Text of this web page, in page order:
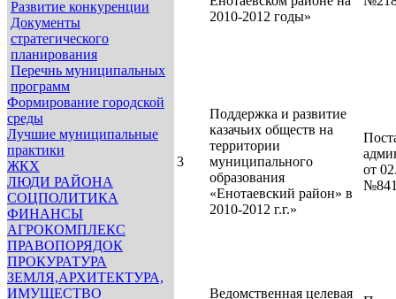
Развитие конкуренции
Документы
стратегического
планирования
Перечнь муниципальных
программ
Формирование городской
среды
Лучшие муниципальные
практики
ЖКХ
ЛЮДИ РАЙОНА
СОЦПОЛИТИКА
ФИНАНСЫ
АГРОКОМПЛЕКС
ПРАВОПОРЯДОК
ПРОКУРАТУРА
ЗЕМЛЯ,АРХИТЕКТУРА,
ИМУЩЕСТВО
2010-2012 годы»
3
Поддержка и развитие
казачьих обществ на
территории
муниципального
образования
«Енотаевский район» в
2010-2012 г.г.»
от
Ведомственная целевая